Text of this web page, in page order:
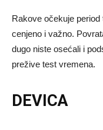
Rakove očekuje
cenjeno i važno.
dugo niste osećali i
prežive test vremena.
DEVICA